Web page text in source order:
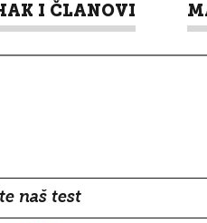
I ČLANOVI
naš test